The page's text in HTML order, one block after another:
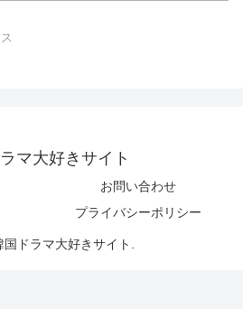
マ大好きサイト
お問い合わせ
プライバシーポリシー
ドラマ大好きサイト.